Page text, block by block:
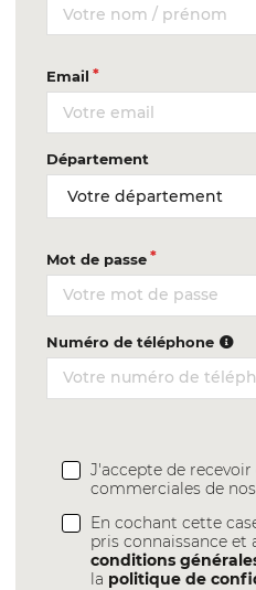
Email
Département
Mot de passe
Numéro de téléphone
J'accepte de
commerciales de
En cochant cette
pris connaissance et
conditions
la politique de